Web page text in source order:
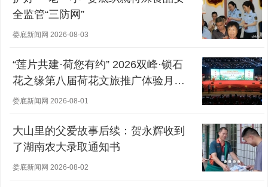
全监管“三防网”
娄底新闻网 2026-08-03
“莲片共建·荷您有约” 2026双峰·锁石
花之缘第八届荷花文旅推广体验月盛
大开幕
娄底新闻网 2026-08-01
大山里的父爱故事后续：贺永辉收到
了湖南农大录取通知书
娄底新闻网 2026-08-02